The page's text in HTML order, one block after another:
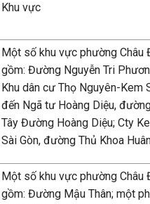
Khu vực
Một số khu vực phường Châu
gồm: Đường Nguyễn Tri
Khu dân cư Thọ Nguyên-Kem
đến Ngã tư Hoàng Diệu,
Tây Đường Hoàng Diệu; Cty
Sài Gòn, đường Thủ Khoa
Một số khu vực phường Châu
gồm: Đường Mậu Thân; một